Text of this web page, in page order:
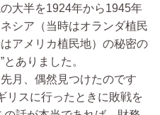
大半を1924年から1945年
シア（当時はオランダ植民
アメリカ植民地）の秘密の
ありました。
月、偶然見つけたのです
リスに行ったときに敗戦を